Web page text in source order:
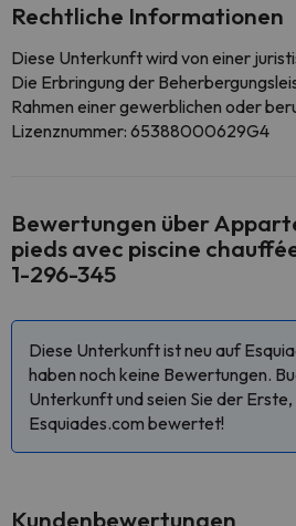
Rechtliche Informationen
Diese Unterkunft wird von einer
Die Erbringung der
Rahmen einer gewerblichen oder
Lizenznummer: 65388000629G4
Bewertungen über
pieds avec piscine
1-296-345
Diese Unterkunft ist neu auf
haben noch keine Bewertungen.
Unterkunft und seien Sie der
Esquiades.com bewertet!
Kundenbewertungen